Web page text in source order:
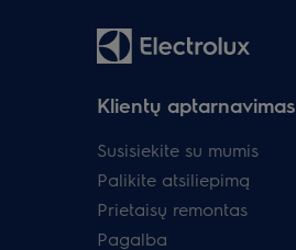
Klientų aptarnavimas
Susisiekite su mumis
Palikite atsiliepimą
Prietaisų remontas
Pagalba